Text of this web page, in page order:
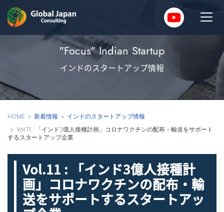
"Focus" Indian Startup
インドのスタートアップ情報
HOME 新着情報
インドのスタートアップ情報
Vol.11 : 「インド3億人接種計画」コロナワクチンの配布・輸送をサポート
するスタートアップ企業
Vol.11 : 「インド3億人接種計
画」コロナワクチンの配布・輸
送をサポートするスタートアッ